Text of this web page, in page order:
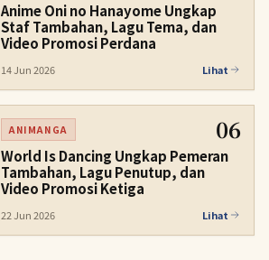
Anime Oni no Hanayome Ungkap
Staf Tambahan, Lagu Tema, dan
Video Promosi Perdana
14 Jun 2026 Lihat
ANIMANGA 06
World Is Dancing Ungkap Pemeran
Tambahan, Lagu Penutup, dan
Video Promosi Ketiga
22 Jun 2026 Lihat